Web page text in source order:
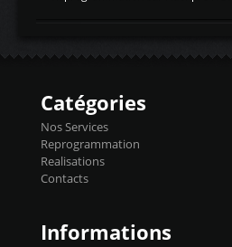
d'admissiontemp
Injecteurs + Flashpro 1370€
précise et performante. Vous
basculer de la carto sans plomb à
l'aide du flashpro OPTION
Reprog SP 98 sur le calculateur
450€ TTC Un gain d'environ 10cv et
Catégories
Nos Services
Reprogrammation
Realisations
Contacts
Informations